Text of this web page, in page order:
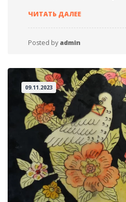
ЧИТАТЬ ДАЛЕЕМАЛЯВАНКА
ФАРБЫ
Posted by admin
09.11.2023